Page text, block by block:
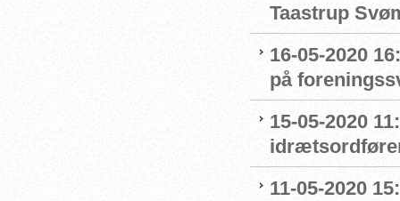
Taastrup
16-05-2020
på
15-05-2020
11-05-2020